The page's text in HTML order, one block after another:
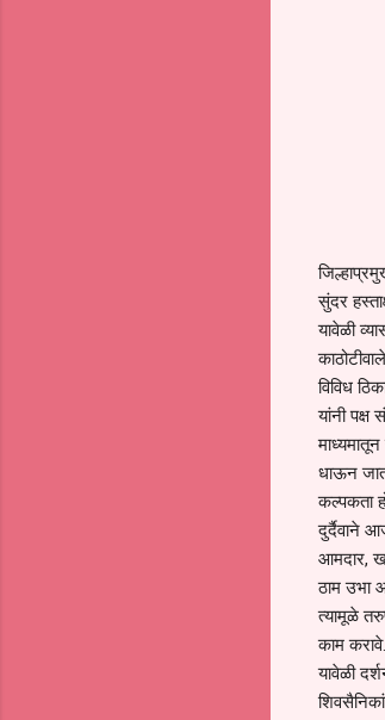
सुंदर
यावेळी
विविध
यांनी
धाऊन
कल्पकता
दुर्दैवाने
आमदार,
ठाम उभा
त्यामूळे
काम
यावेळी